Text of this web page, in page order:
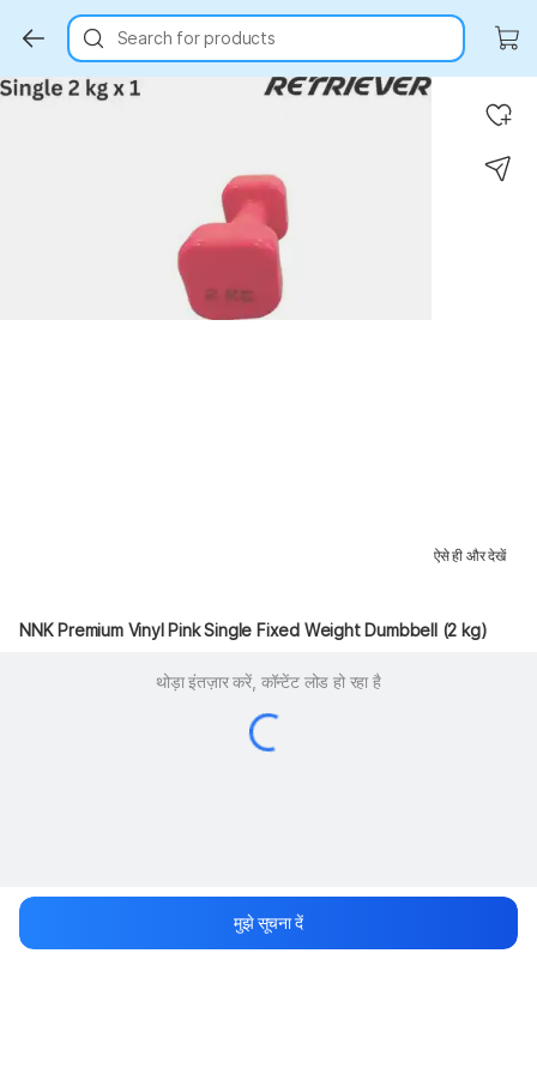
Search for products
Key Highlights
ऐसे ही और देखें
NNK Premium Vinyl Pink Single Fixed Weight Dumbbell (2 kg)
थोड़ा इंतज़ार करें, कॉन्टेंट लोड हो रहा है
मुझे सूचना दें